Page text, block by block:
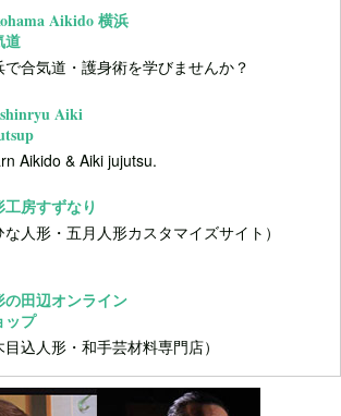
Aikido 横浜
道
で合気道・護身術を学びませんか？
Aiki
Aikido & Aiki jujutsu.
工房すずなり
な人形・五月人形カスタマイズサイト）
の田辺オンライン
ップ
目込人形・和手芸材料専門店）